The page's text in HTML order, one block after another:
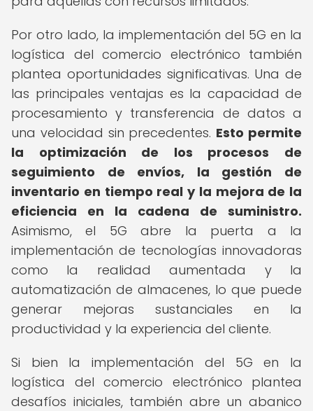
Por otro lado, la implementación del 5G en la
logística del comercio electrónico también
plantea oportunidades significativas. Una de
las principales ventajas es la capacidad de
procesamiento y transferencia de datos a
una velocidad sin precedentes. Esto permite
la optimización de los procesos de
seguimiento de envíos, la gestión de
inventario en tiempo real y la mejora de la
eficiencia en la cadena de suministro.
Asimismo, el 5G abre la puerta a la
implementación de tecnologías innovadoras
como la realidad aumentada y la
automatización de almacenes, lo que puede
generar mejoras sustanciales en la
productividad y la experiencia del cliente.
Si bien la implementación del 5G en la
logística del comercio electrónico plantea
desafíos iniciales, también abre un abanico